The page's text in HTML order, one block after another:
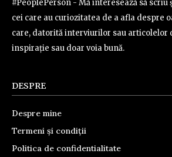
#PeoplePerson - Mă interesează să scriu
cei care au curiozitatea de a afla despre
care, datorită interviurilor sau articolelor
inspirație sau doar voia bună.
DESPRE
Despre mine
Termeni și condiții
Politica de confidentialitate